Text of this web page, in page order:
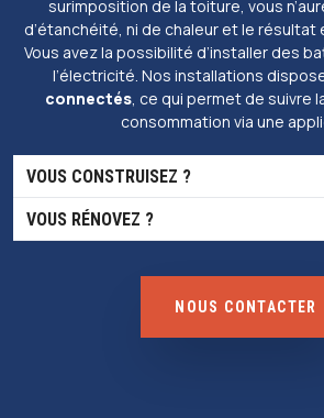
surimposition de la toiture, vous
d’étanchéité, ni de chaleur et le
Vous avez la possibilité d’installer des
l’électricité. Nos installations
connectés, ce qui permet de suivre
consommation via une
VOUS CONSTRUISEZ ?
VOUS RÉNOVEZ ?
NOUS CONTACTER